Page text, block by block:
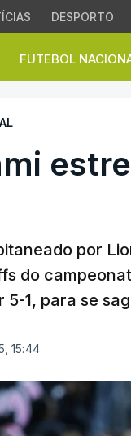
DESPORTO
FUTEBOL
por
do
5-1, para se
15:44